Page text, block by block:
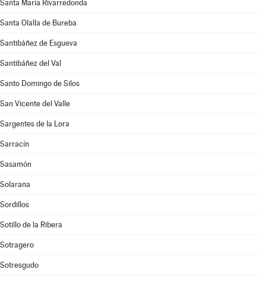
Santa María Rivarredonda
Santa Olalla de Bureba
Santibáñez de Esgueva
Santibáñez del Val
Santo Domingo de Silos
San Vicente del Valle
Sargentes de la Lora
Sarracín
Sasamón
Solarana
Sordillos
Sotillo de la Ribera
Sotragero
Sotresgudo